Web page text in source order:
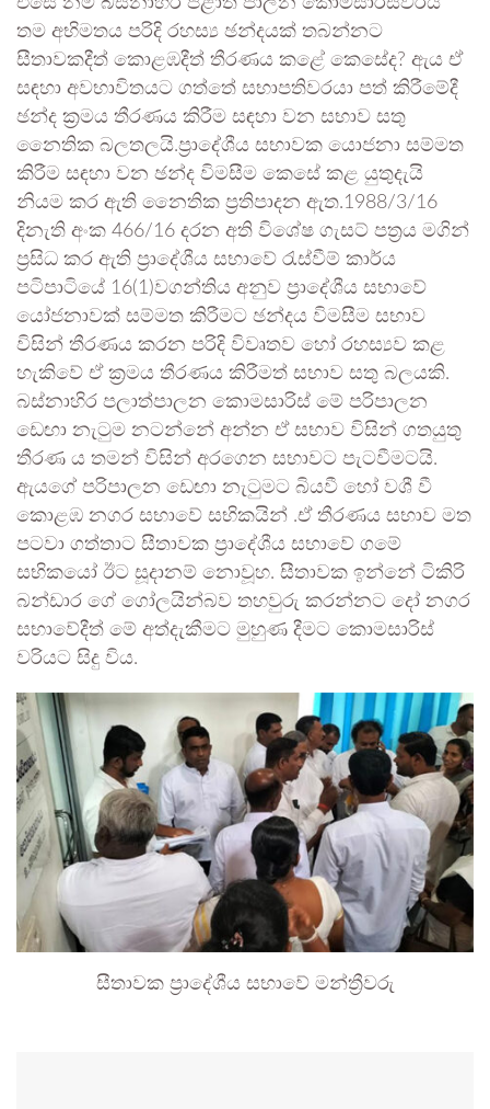
තම අභිමතය පරිදි රහස්‍ය ඡන්දයක් තබන්නට
සීතාවකදීත් කොළඹදීත් තීරණය කළේ කෙසේද? ඇය ඒ
සඳහා අවභාවිතයට ගත්තේ සභාපතිවරයා පත් කිරීමේදී
ඡන්ද ක්‍රමය තීරණය කිරීම සඳහා වන සභාව සතු
නෛතික බලතලයි.ප්‍රාදේශීය සභාවක යොජනා සම්මත
කිරීම සඳහා වන ඡන්ද විමසීම කෙසේ කළ යුතුදැයි
නියම කර ඇති නෛතික ප්‍රතිපාදන ඇත.1988/3/16
දිනැති අංක 466/16 දරන අති විශේෂ ගැසට් පත්‍රය මගින්
ප්‍රසිධ කර ඇති ප්‍රාදේශීය සභාවේ රැස්වීම් කාර්ය
පටිපාටියේ 16(1)වගන්තිය අනුව ප්‍රාදේශීය සභාවේ
යෝජනාවක් සම්මත කිරීමට ඡන්දය විමසීම සභාව
විසින් තීරණය කරන පරිදි විවෘතව හෝ රහස්‍යව කළ
හැකිවේ ඒ ක්‍රමය තීරණය කිරීමත් සභාව සතු බලයකි.
බස්නාහිර පලාත්පාලන කොමසාරිස් මේ පරිපාලන
ඩෙඟා නැටුම නටන්නේ අන්න ඒ සභාව විසින් ගතයුතු
තීරණ ය තමන් විසින් අරගෙන සභාවට පැටවීමටයි.
ඇයගේ පරිපාලන ඩෙඟා නැටුමට බියවී හෝ වශී වී
කොළඹ නගර සභාවේ සභිකයින් .ඒ තීරණය සභාව මත
පටවා ගත්තාට සීතාවක ප්‍රාදේශීය සභාවේ ගමේ
සභිකයෝ ඊට සූදානම් නොවූහ. සීතාවක ඉන්නේ ටිකිරි
බන්ඩාර ගේ ගෝලයින්බව තහවුරු කරන්නට දෝ නගර
සභාවේදීත් මේ අත්දැකීමට මුහුණ දීමට කොමසාරිස්
වරියට සිදු විය.
සීතාවක ප්‍රාදේශීය සභාවේ මන්ත්‍රීවරු